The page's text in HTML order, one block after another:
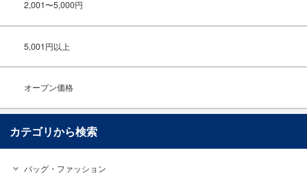
2,001〜5,000円
5,001円以上
オープン価格
カテゴリから検索
バッグ・ファッション